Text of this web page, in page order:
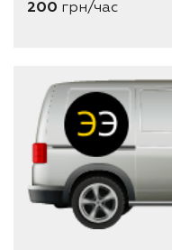
200 грн/час
длина 1.8 метра
ширина 1.4 метра
высота 1.2 метра
минимальный
вместимость 1